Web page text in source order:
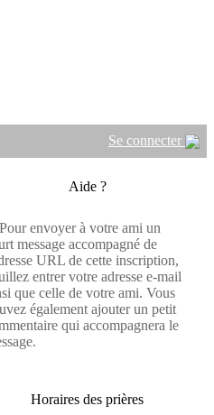
Se connecter
Aide ?
Pour envoyer à votre ami un
message accompagné de
URL de cette inscription,
entrer votre adresse e-mail
que celle de votre ami. Vous
également ajouter un petit
qui accompagnera le
Horaires des prières